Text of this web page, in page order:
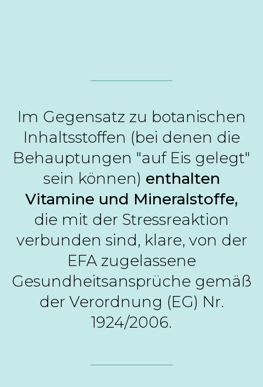
Im Gegensatz zu botanischen
Inhaltsstoffen (bei denen die
Behauptungen "auf Eis gelegt"
sein können) enthalten
Vitamine und Mineralstoffe,
die mit der Stressreaktion
verbunden sind, klare, von der
EFA zugelassene
Gesundheitsansprüche gemäß
der Verordnung (EG) Nr.
1924/2006.